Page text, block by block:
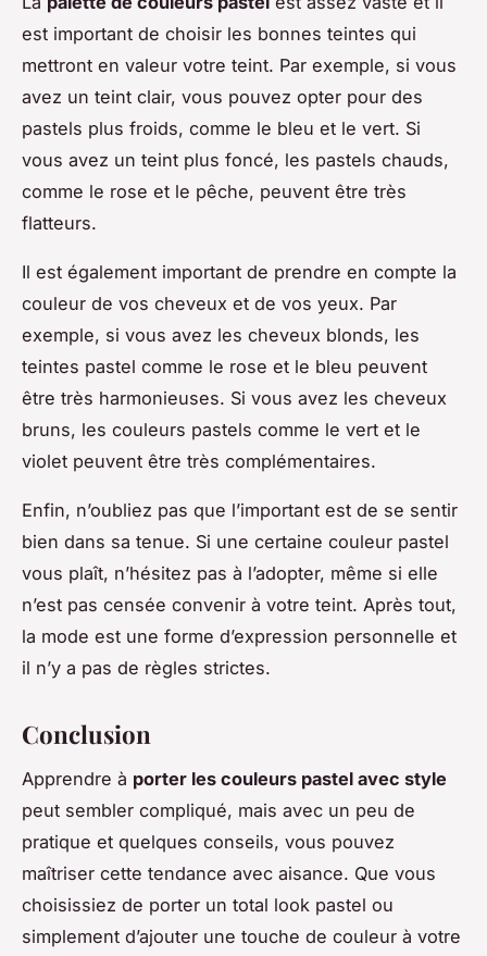
est important de choisir les bonnes teintes qui
mettront en valeur votre teint. Par exemple, si vous
avez un teint clair, vous pouvez opter pour des
pastels plus froids, comme le bleu et le vert. Si
vous avez un teint plus foncé, les pastels chauds,
comme le rose et le pêche, peuvent être très
flatteurs.
Il est également important de prendre en compte la
couleur de vos cheveux et de vos yeux. Par
exemple, si vous avez les cheveux blonds, les
teintes pastel comme le rose et le bleu peuvent
être très harmonieuses. Si vous avez les cheveux
bruns, les couleurs pastels comme le vert et le
violet peuvent être très complémentaires.
Enfin, n’oubliez pas que l’important est de se sentir
bien dans sa tenue. Si une certaine couleur pastel
vous plaît, n’hésitez pas à l’adopter, même si elle
n’est pas censée convenir à votre teint. Après tout,
la mode est une forme d’expression personnelle et
il n’y a pas de règles strictes.
Conclusion
Apprendre à porter les couleurs pastel avec style
peut sembler compliqué, mais avec un peu de
pratique et quelques conseils, vous pouvez
maîtriser cette tendance avec aisance. Que vous
choisissiez de porter un total look pastel ou
simplement d’ajouter une touche de couleur à votre